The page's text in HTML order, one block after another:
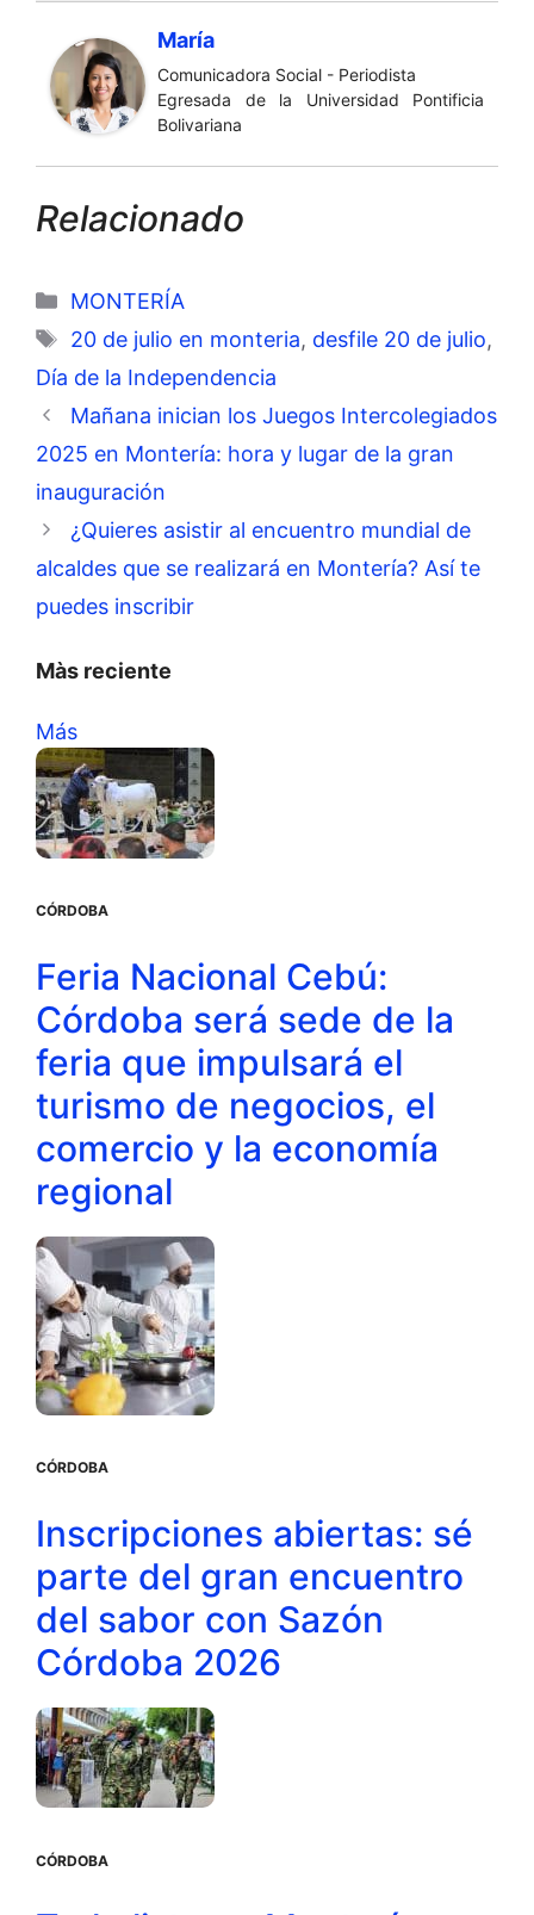
María
Comunicadora Social - Periodista
Egresada de la Universidad Pontificia
Bolivariana
Relacionado
Categorías
MONTERÍA
Etiquetas
20 de julio en monteria, desfile 20 de julio,
Día de la Independencia
Mañana inician los Juegos Intercolegiados
2025 en Montería: hora y lugar de la gran
inauguración
¿Quieres asistir al encuentro mundial de
alcaldes que se realizará en Montería? Así te
puedes inscribir
Màs reciente
Más
CÓRDOBA
Feria Nacional Cebú:
Córdoba será sede de la
feria que impulsará el
turismo de negocios, el
comercio y la economía
regional
CÓRDOBA
Inscripciones abiertas: sé
parte del gran encuentro
del sabor con Sazón
Córdoba 2026
CÓRDOBA